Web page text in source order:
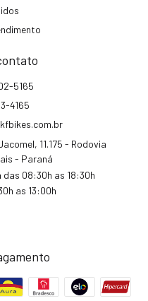
5165
4165
11.175 - Rodovia
- Paraná
08:30h as 18:30h
as 13:00h